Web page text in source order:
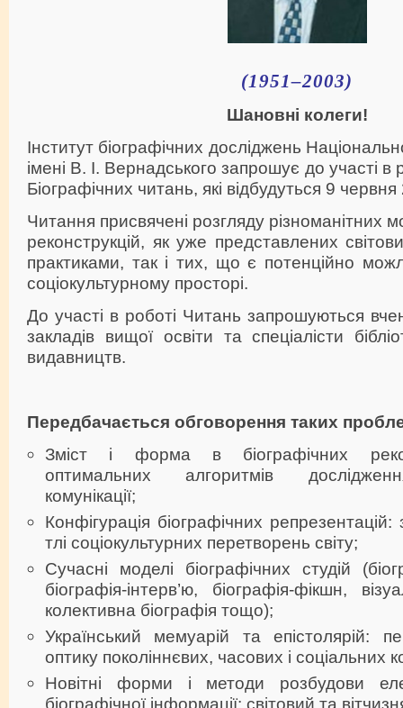
(1951–2003)
Шановні колеги!
Інститут біографічних досліджень
імені В. І. Вернадського запрошує до участі в
Біографічних читань, які відбудуться 9
Читання присвячені розгляду різноманітних
реконструкцій, як уже представлених
практиками, так і тих, що є потенційно
соціокультурному просторі.
До участі в роботі Читань запрошуються
закладів вищої освіти та спеціалісти
видавництв.
Передбачається обговорення таких
Зміст і форма в біографічних
оптимальних алгоритмів
комунікації;
Конфігурація біографічних репрезентацій:
тлі соціокультурних перетворень світу;
Сучасні моделі біографічних студій
біографія-інтерв’ю, біографія-фікшн,
колективна біографія тощо);
Український мемуарій та епістолярій:
оптику поколіннєвих, часових і соціальних
Новітні форми і методи розбудови
біографічної інформації: світовий та